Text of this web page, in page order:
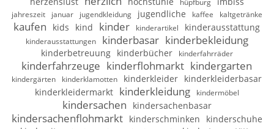
hüpfburg
jahreszeit januar jugendkleidung jugendliche kaffee kaltgetränke
kaufen kids kind kinder kinderartikel kinderausstattung
kinderausstattungen kinderbasar kinderbekleidung
kinderbetreuung kinderbücher kinderfahrräder
kinderfahrzeuge kinderflohmarkt kindergarten
kindergärten kinderklamotten kinderkleider kinderkleiderbasar
kinderkleidermarkt kinderkleidung kindermöbel
kindersachen kindersachenbasar
kindersachenflohmarkt kinderschminken
kinderschuhe